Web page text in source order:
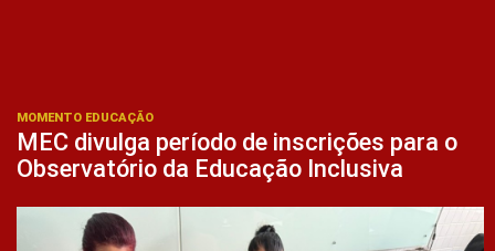
MOMENTO EDUCAÇÃO
MEC divulga período de inscrições para o
Observatório da Educação Inclusiva